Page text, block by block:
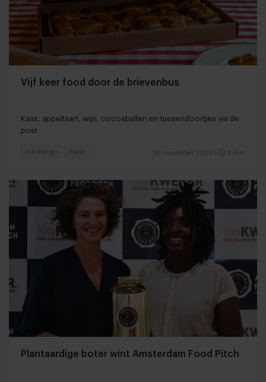
Vijf keer food door de brievenbus
Kaas, appeltaart, wijn, cocosballen en tussendoortjes via de
post
26 november 2020 3 min
On-the-go Food
Plantaardige boter wint Amsterdam Food Pitch